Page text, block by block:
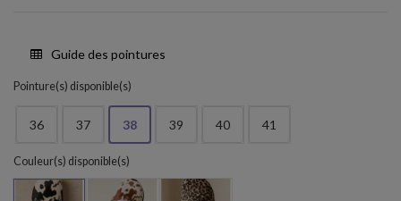
Guide des pointures
Pointure(s) disponible(s)
36 37 38 39 40 41
Couleur(s) disponible(s)
2035 Cow blackCow champanPanter black 2009